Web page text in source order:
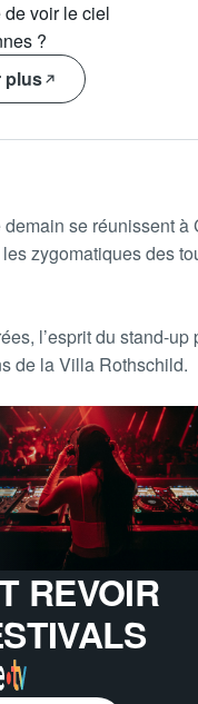
de voir le ciel
?
plus
se réunissent à
zygomatiques des
l’esprit du stand-up
de la Villa Rothschild.
REVOIR